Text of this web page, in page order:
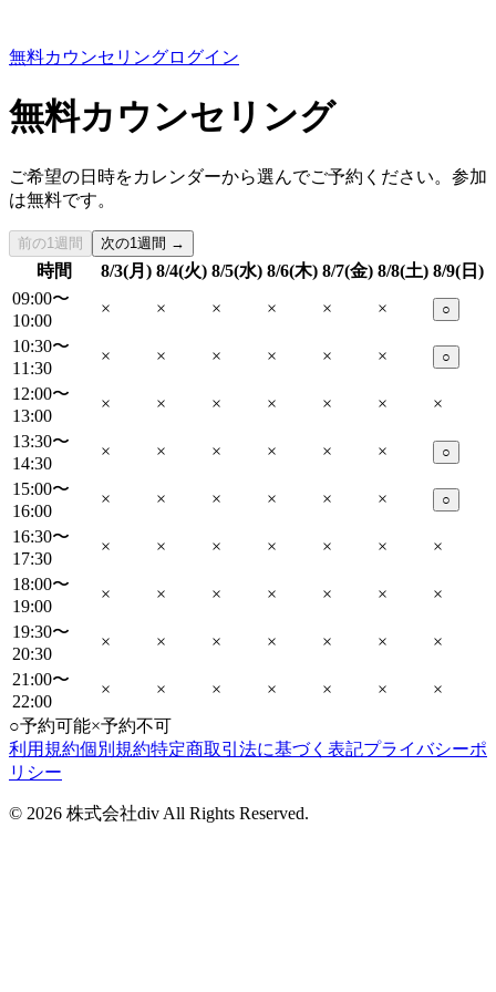
無料カウンセリングログイン
無料カウンセリング
ご希望の日時をカレンダーから選んでご予約ください。参加
は無料です。
前の1週間 次の1週間 →
時間 8/3(月) 8/4(火) 8/5(水) 8/6(木) 8/7(金) 8/8(土) 8/9(日)
09:00〜
10:00
× × × × × × ○
10:30〜
11:30
× × × × × × ○
12:00〜
13:00
× × × × × ×
×
13:30〜
14:30
× × × × × × ○
15:00〜
16:00
× × × × × × ○
16:30〜
17:30
× × × × × ×
×
18:00〜
19:00
× × × × × ×
×
19:30〜
20:30
× × × × × ×
×
21:00〜
22:00
× × × × × ×
×
○予約可能×予約不可
利用規約個別規約特定商取引法に基づく表記プライバシーポ
リシー
© 2026 株式会社div All Rights Reserved.